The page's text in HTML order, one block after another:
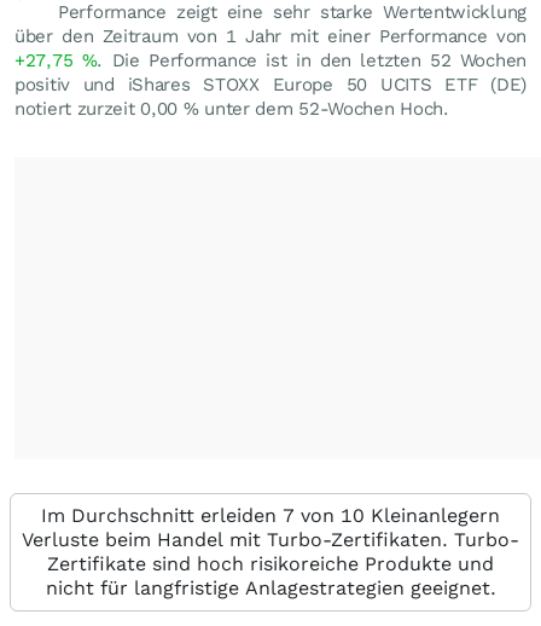
Performance zeigt eine sehr starke Wertentwicklung
über den Zeitraum von 1 Jahr mit einer Performance von
+27,75 %. Die Performance ist in den letzten 52 Wochen
positiv und iShares STOXX Europe 50 UCITS ETF (DE)
notiert zurzeit 0,00 %unter dem 52-Wochen Hoch.
Im Durchschnitt erleiden 7 von 10 Kleinanlegern
Verluste beim Handel mit Turbo-Zertifikaten. Turbo-
Zertifikate sind hoch risikoreiche Produkte und
nicht für langfristige Anlagestrategien geeignet.